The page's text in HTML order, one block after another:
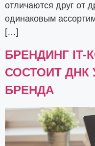
отличаются друг от
одинаковым
[…]
БРЕНДИНГ IT-
СОСТОИТ
БРЕНДА